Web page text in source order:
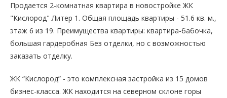
Продается 2-комнатная квартира в новостройке ЖК
"Кислород" Литер 1. Общая площадь квартиры - 51.6 кв. м.,
этаж 6 из 19. Преимущества квартиры: квартира-бабочка,
большая гардеробная Без отделки, но с возможностью
заказать отделку.
ЖК “Кислород” - это комплексная застройка из 15 домов
бизнес-класса. ЖК находится на северном склоне горы